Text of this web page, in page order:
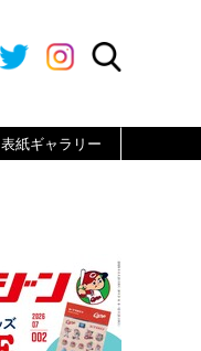
表紙ギャラリー